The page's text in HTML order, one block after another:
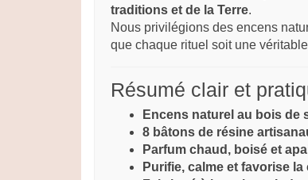
traditions et de la Terre.
Nous privilégions des encens
que chaque rituel soit une
Résumé clair et
Encens naturel au bois de
8 bâtons de résine
Parfum chaud, boisé et
Purifie, calme et favorise